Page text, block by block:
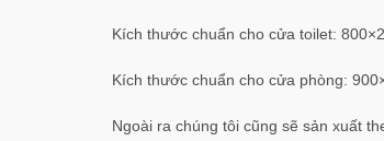
Kích thước chuẩn cho cửa toilet:
Kích thước chuẩn cho cửa phòng:
Ngoài ra chúng tôi cũng sẽ sản xuất